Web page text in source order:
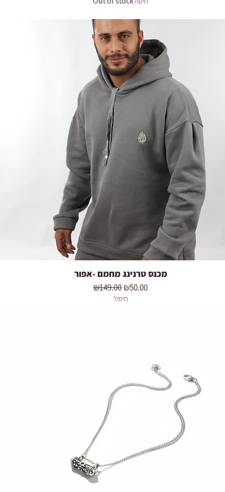
Quick View
מכנס טרנינג מחמם -אפור
Regular Price
₪149.00 Sale Price
₪50.00
חיסול